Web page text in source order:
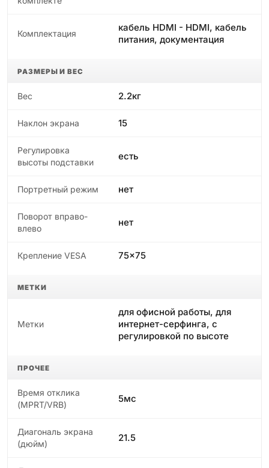
Комплектация
кабель HDMI - HDMI, кабель
питания, документация
РАЗМЕРЫ И ВЕС
Вес 2.2кг
Наклон экрана 15
Регулировка
высоты подставки
есть
Портретный режим нет
Поворот вправо-
влево
нет
Крепление VESA 75x75
МЕТКИ
Метки
для офисной работы, для
интернет-серфинга, с
регулировкой по высоте
ПРОЧЕЕ
Время отклика
(MPRT/VRB)
5мс
Диагональ экрана
(дюйм)
21.5